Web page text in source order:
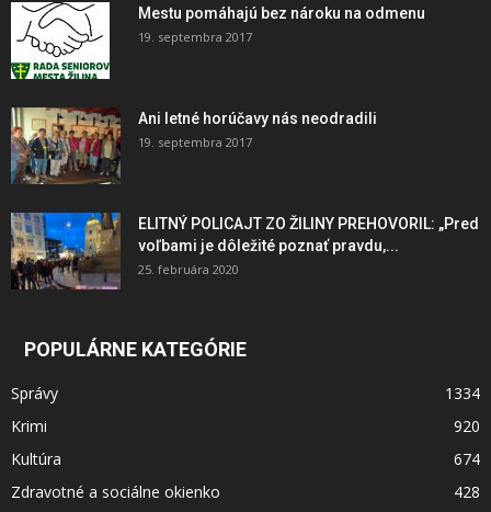
Mestu pomáhajú bez nároku na odmenu
19. septembra 2017
Ani letné horúčavy nás neodradili
19. septembra 2017
ELITNÝ POLICAJT ZO ŽILINY PREHOVORIL: „Pred
voľbami je dôležité poznať pravdu,...
25. februára 2020
POPULÁRNE KATEGÓRIE
Správy
1334
Krimi
920
Kultúra
674
Zdravotné a sociálne okienko
428